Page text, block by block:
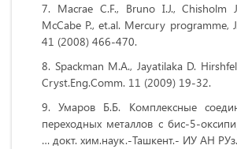
Macrae C.F., Bruno I.J., Chisholm
McCabe P., et.al. Mercury programme,
41 (2008) 466-470.
Spackman M.A., Jayatilaka D.
Cryst.Eng.Comm. 11 (2009) 19-32.
Умаров Б.Б. Комплексные
переходных металлов с бис-5-
… докт. хим.наук.-Ташкент.- ИУ АН